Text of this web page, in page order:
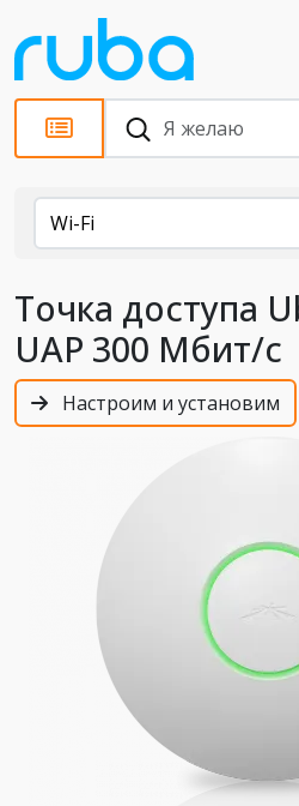
Каталог
Wi-Fi
Точка доступа
UAP 300 Мбит/с
Настроим и установим